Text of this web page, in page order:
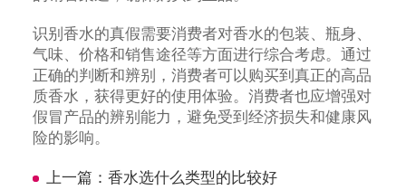
识别香水的真假需要消费者对香水的包装、瓶身、
气味、价格和销售途径等方面进行综合考虑。通过
正确的判断和辨别，消费者可以购买到真正的高品
质香水，获得更好的使用体验。消费者也应增强对
假冒产品的辨别能力，避免受到经济损失和健康风
险的影响。
上一篇： 香水选什么类型的比较好